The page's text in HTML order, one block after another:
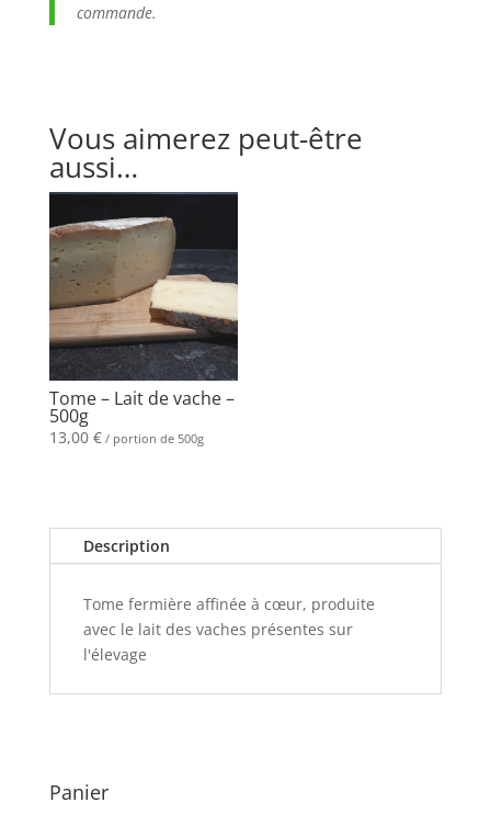
commande.
Vous aimerez peut-être
aussi…
Tome – Lait de vache –
500g
13,00 €/ portion de 500g
Description
Tome fermière affinée à cœur, produite
avec le lait des vaches présentes sur
l'élevage
Panier